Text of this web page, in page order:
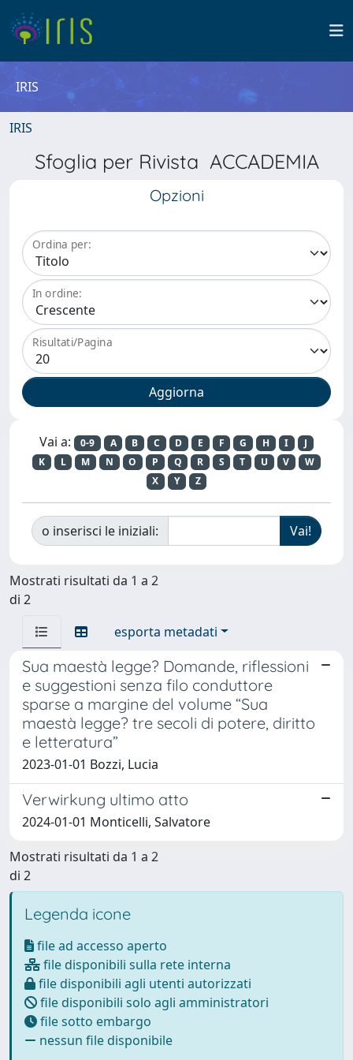
IRIS
IRIS
Sfoglia per Rivista ACCADEMIA
Opzioni
Ordina per:
In ordine:
Risultati/Pagina
Vai a: 0-9 A B C D E F G H I
J
K
L M N O P Q R S T U V
W
X
Y Z
o inserisci le iniziali:
Mostrati risultati da 1 a 2
di 2
esporta metadati
Sua maestà legge? Domande, riflessioni
e suggestioni senza filo conduttore
sparse a margine del volume “Sua
maestà legge? tre secoli di potere, diritto
e letteratura”
2023-01-01 Bozzi, Lucia
Verwirkung ultimo atto
2024-01-01 Monticelli, Salvatore
Mostrati risultati da 1 a 2
di 2
Legenda icone
file ad accesso aperto
file disponibili sulla rete interna
file disponibili agli utenti autorizzati
file disponibili solo agli amministratori
file sotto embargo
nessun file disponibile